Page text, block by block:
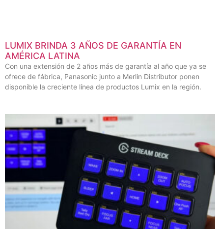
LUMIX BRINDA 3 AÑOS DE GARANTÍA EN
AMÉRICA LATINA
Con una extensión de 2 años más de garantía al año que ya se
ofrece de fábrica, Panasonic junto a Merlin Distributor ponen
disponible la creciente línea de productos Lumix en la región.